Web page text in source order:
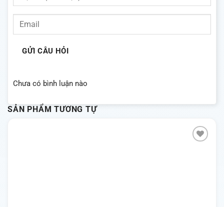
GỬI CÂU HỎI
Chưa có bình luận nào
SẢN PHẨM TƯƠNG TỰ